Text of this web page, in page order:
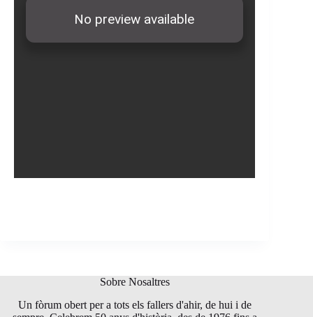
Sobre Nosaltres
Un fòrum obert per a tots els fallers d'ahir, de hui i de